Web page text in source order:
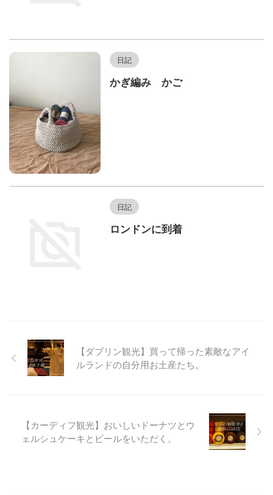
日記
かぎ編み かご
日記
ロンドンに到着
【ダブリン観光】買って帰った素敵なアイ
ルランドの自分用お土産たち。
【カーディフ観光】おいしいドーナツとウ
ェルシュケーキとビールをいただく。